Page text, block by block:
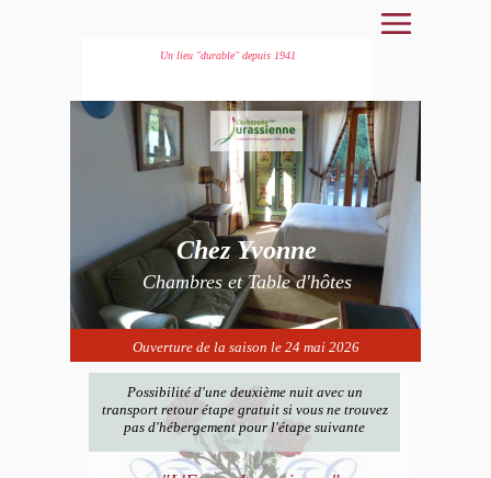
Un lieu "durable" depuis 1941
Chez Yvonne
Chambres et Table d'hôtes
Ouverture de la saison le 24 mai 2026
Possibilité d'une deuxième nuit avec un
transport retour étape gratuit si vous ne trouvez
pas d'hébergement pour l'étape suivante